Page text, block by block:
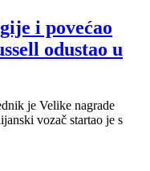
i povećao
odustao u
je Velike nagrade
vozač startao je s